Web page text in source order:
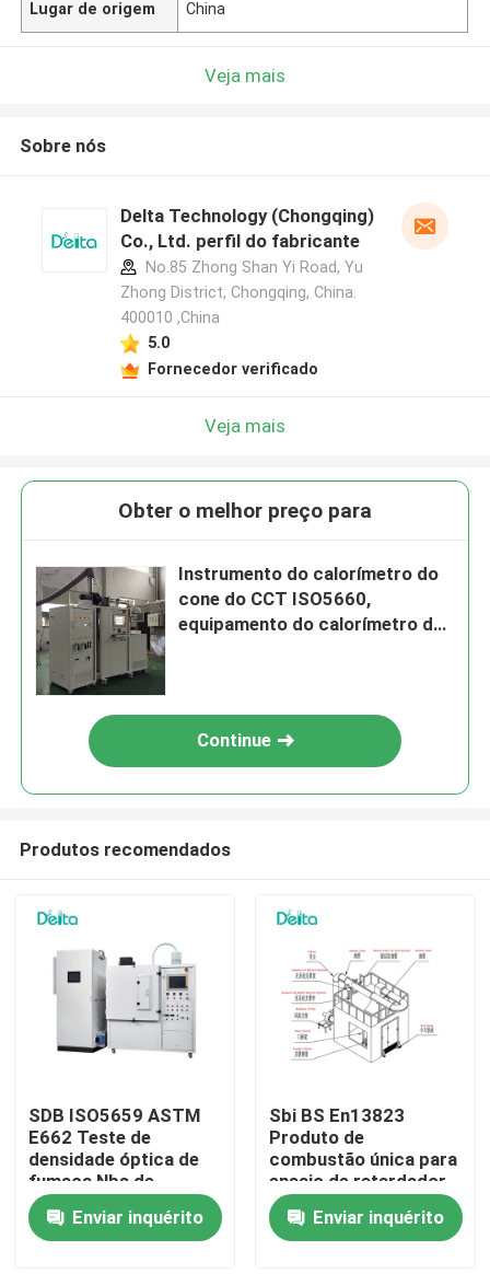
Para casa
Produtos
Lugar de origem China
Veja mais
Sobre nós
Delta Technology (Chongqing)
Co., Ltd. perfil do fabricante
No.85 Zhong Shan Yi Road, Yu
Zhong District, Chongqing, China.
400010 ,China
5.0
Fornecedor verificado
Veja mais
Obter o melhor preço para
Instrumento do calorímetro do
cone do CCT ISO5660,
equipamento do calorímetro do
Continue
Produtos recomendados
SDB ISO5659 ASTM
E662 Teste de
densidade óptica de
fumaça Nbs de
plástico
Enviar inquérito
Sbi BS En13823
Produto de
combustão única para
ensaio de retardador
de chama
Enviar inquérito